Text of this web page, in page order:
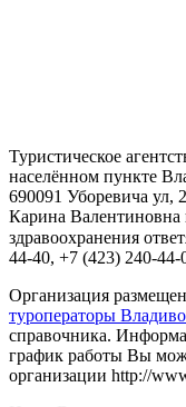
Туристическое
населённом пункте
690091 Уборевича ул,
Карина Валентиновна
здравоохранения
44-40, +7 (423) 240-44-
Организация
туроператоры
справочника.
график работы Вы
организации http://